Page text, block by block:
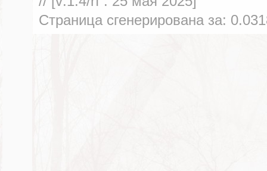
Страница сгенерирована за: